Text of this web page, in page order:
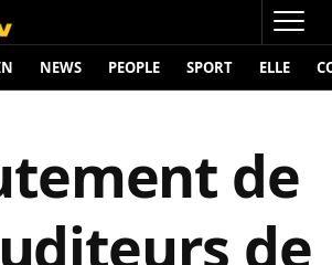
NEWS PEOPLE SPORT ELLE
de
de